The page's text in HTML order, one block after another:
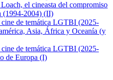
el cineasta del compromiso
(1994-2004) (II)
de temática LGTBI (2025-
Asia, África y Oceanía (y
de temática LGTBI (2025-
de Europa (I)